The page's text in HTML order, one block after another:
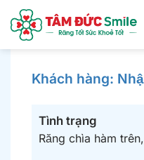
qua
Khách hàng:
Tình trạng
Răng chìa hàm